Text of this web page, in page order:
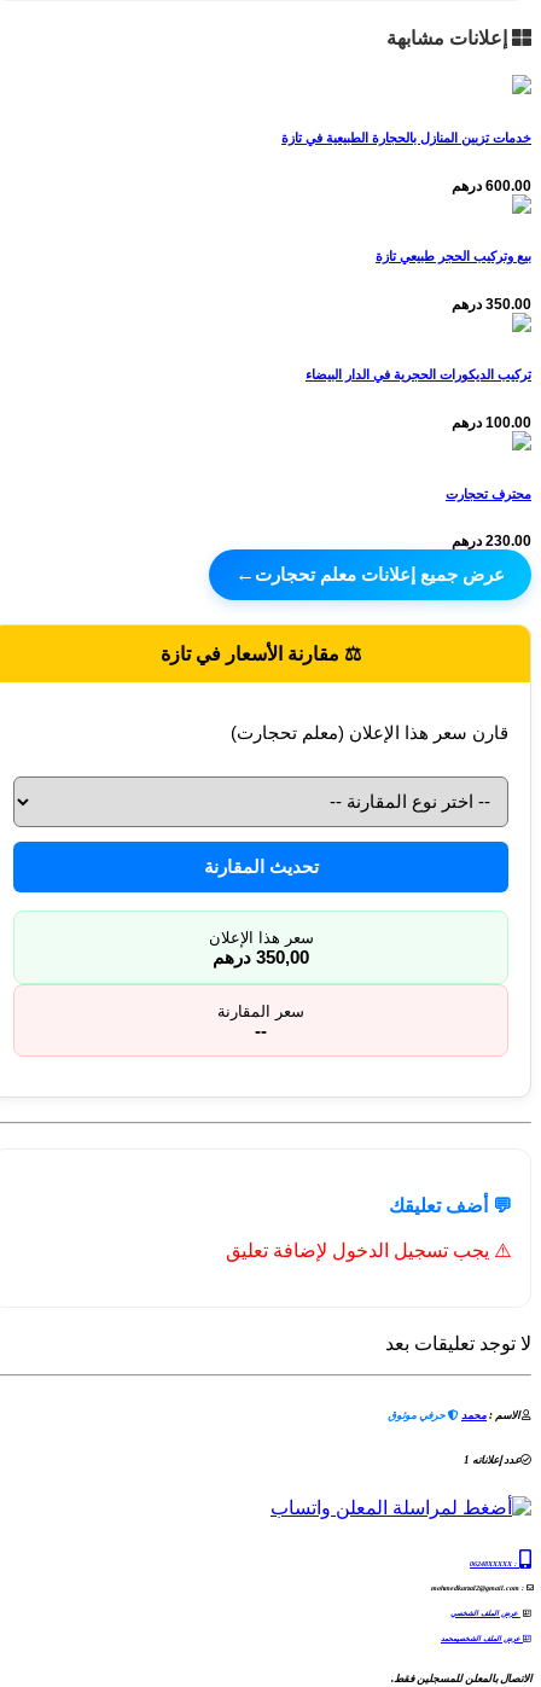
إعلانات مشابهة
خدمات تزيين المنازل بالحجارة الطبيعية في تازة
600.00 درهم
بيع وتركيب الحجر طبيعي تازة
350.00 درهم
تركيب الديكورات الحجرية في الدار البيضاء
100.00 درهم
محترف تحجارت
230.00 درهم
عرض جميع إعلانات معلم تحجارت ←
⚖️ مقارنة الأسعار في تازة
قارن سعر هذا الإعلان (معلم تحجارت)
تحديث المقارنة
سعر هذا الإعلان
350,00 درهم
سعر المقارنة
--
💬 أضف تعليقك
⚠️ يجب تسجيل الدخول لإضافة تعليق
لا توجد تعليقات بعد
الاسم : محمد حرفي موثوق
عدد إعلاناته 1
:
06248XXXXX
: mohmedkarzal2@gmail.com
عرض الملف الشخصي
عرض الملف الشخصيمحمد
الاتصال بالمعلن للمسجلين فقط.